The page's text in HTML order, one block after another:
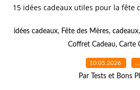
15 idées cadeaux utiles pour la fête
idées cadeaux, Fête des Mères, cadeaux,
Coffret Cadeau, Carte
10.05.2026 …
Par Tests et Bons